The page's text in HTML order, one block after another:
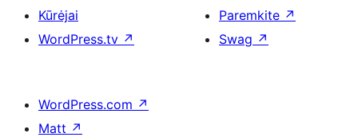
Kūrėjai
WordPress.tv ↗
Paremkite ↗
Swag ↗
WordPress.com ↗
Matt ↗